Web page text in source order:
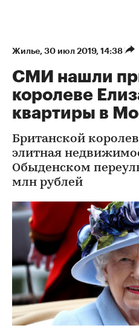
Жилье⁠, 30 июл 2019, 14:38
СМИ нашли
королеве
квартиры в
Британской
элитная
Обыденском
млн рублей